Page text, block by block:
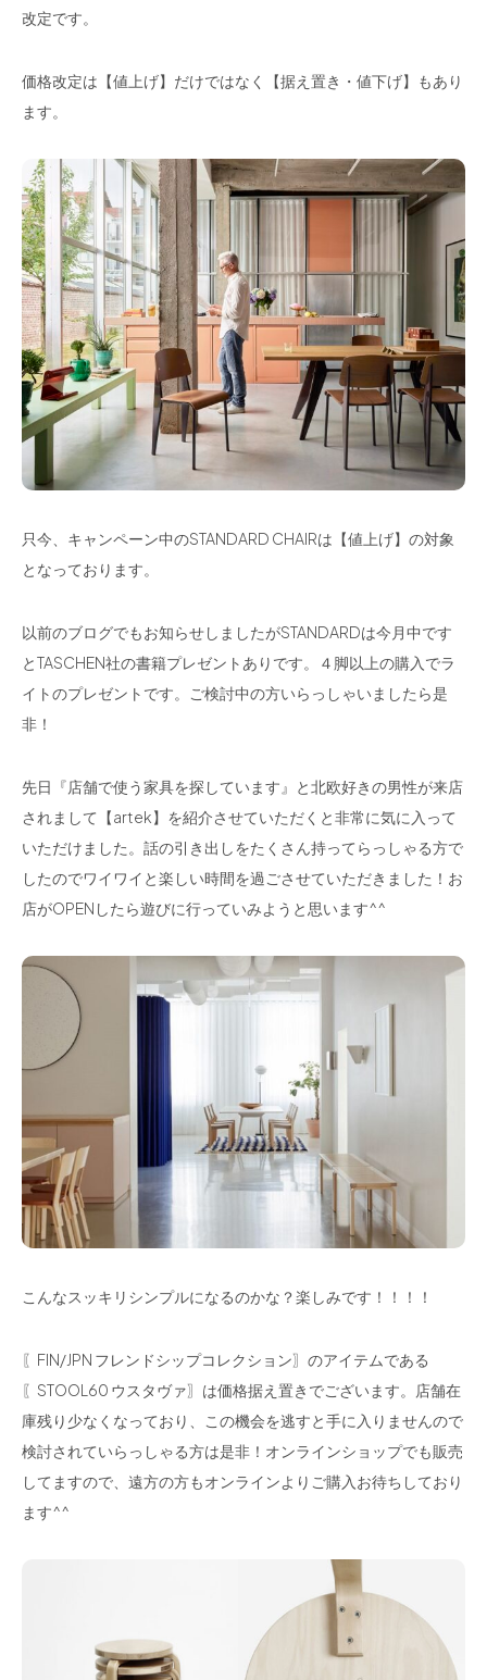
改定です。
価格改定は【値上げ】だけではなく【据え置き・値下げ】もあり
ます。
只今、キャンペーン中のSTANDARD CHAIRは【値上げ】の対象
となっております。
以前のブログでもお知らせしましたがSTANDARDは今月中です
とTASCHEN社の書籍プレゼントありです。４脚以上の購入でラ
イトのプレゼントです。ご検討中の方いらっしゃいましたら是
非！
先日『店舗で使う家具を探しています』と北欧好きの男性が来店
されまして【artek】を紹介させていただくと非常に気に入って
いただけました。話の引き出しをたくさん持ってらっしゃる方で
したのでワイワイと楽しい時間を過ごさせていただきました！お
店がOPENしたら遊びに行っていみようと思います^^
こんなスッキリシンプルになるのかな？楽しみです！！！！
〖FIN/JPN フレンドシップコレクション〗のアイテムである
〖STOOL60 ウスタヴァ〗は価格据え置きでございます。店舗在
庫残り少なくなっており、この機会を逃すと手に入りませんので
検討されていらっしゃる方は是非！オンラインショップでも販売
してますので、遠方の方もオンラインよりご購入お待ちしており
ます^^